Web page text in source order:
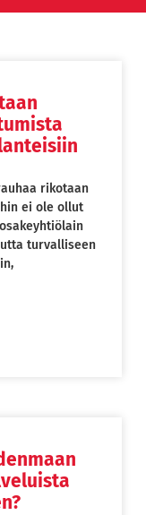
rikotaan
ei ole ollut
turvalliseen
Page